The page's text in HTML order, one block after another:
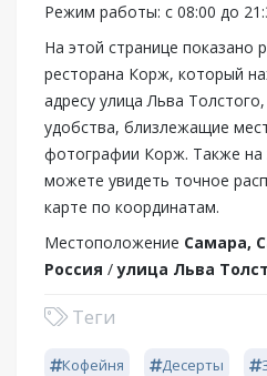
Режим работы: с 08:00 до
На этой странице показано
ресторана Корж, который
адресу улица Льва
удобства, близлежащие
фотографии Корж. Также на
можете увидеть точное
карте по координатам.
Местоположение Самара,
Россия /улица Льва
Теги
Кофейня Десерты